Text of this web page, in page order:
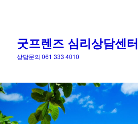
굿프렌즈 심리상담센터
상담문의 061 333 4010